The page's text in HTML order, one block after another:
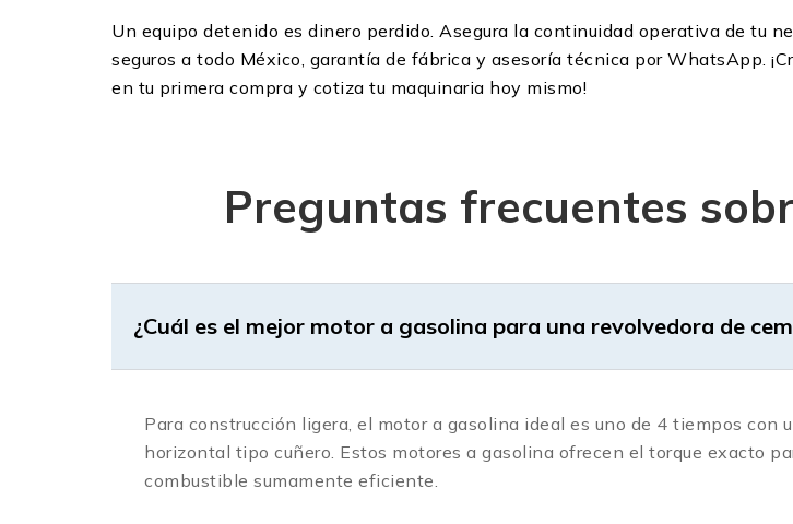
Un equipo detenido es dinero perdido. Asegura la continuidad operativa de tu
seguros a todo México, garantía de fábrica y asesoría técnica por WhatsApp.
en tu primera compra y cotiza tu maquinaria hoy mismo!
Preguntas frecuentes
¿Cuál es el mejor motor a gasolina para una revolvedora de
Para construcción ligera, el motor a gasolina ideal es uno de 4 tiempos con
horizontal tipo cuñero. Estos motores a gasolina ofrecen el torque exacto
combustible sumamente eficiente.